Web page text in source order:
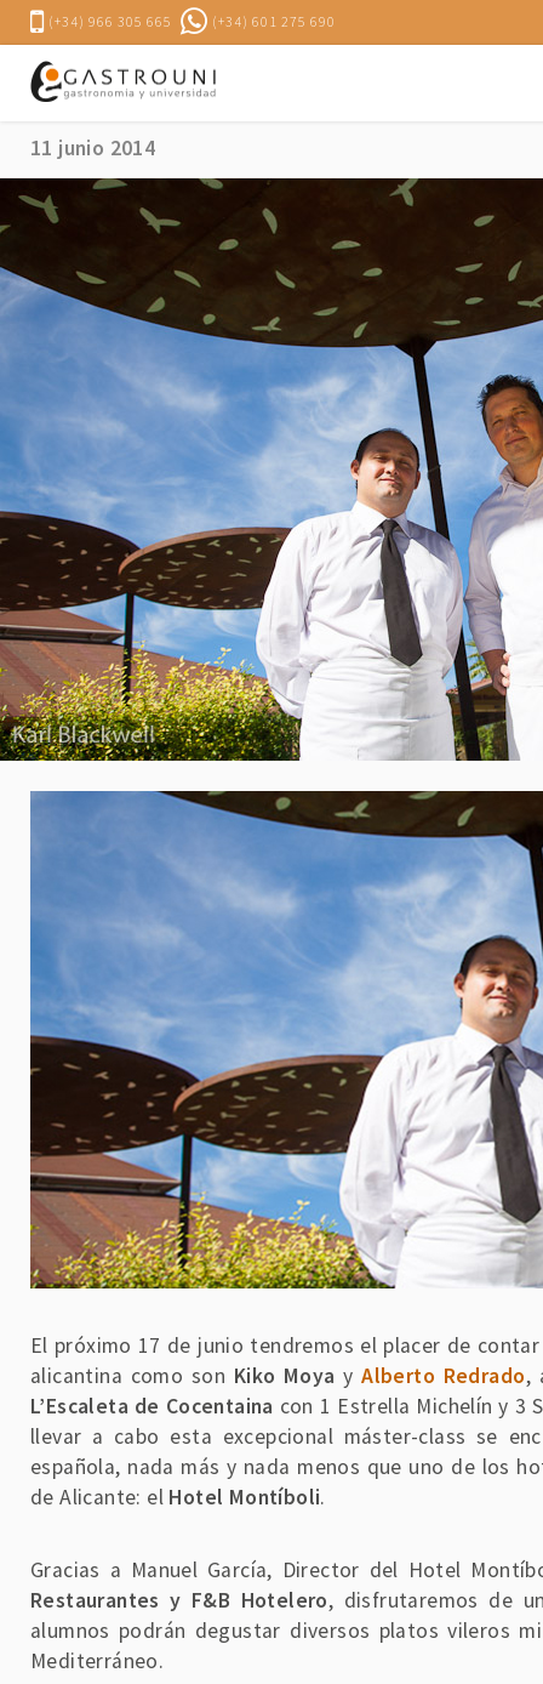
(+34) 966 305 665 (+34) 601 275 690
Máster-class de Kiko Moya y Alberto Redrado en el
11 junio 2014
El próximo 17 de junio tendremos el placer de
alicantina como son Kiko Moya yAlberto Redrado,
L’Escaleta de Cocentaina con 1 Estrella Michelín y 3
llevar a cabo esta excepcional máster-class se
española, nada más y nada menos que uno de los
de Alicante: el Hotel Montíboli.
Gracias a Manuel García, Director del Hotel
Restaurantes y F&B Hotelero, disfrutaremos de
alumnos podrán degustar diversos platos vileros
Mediterráneo.